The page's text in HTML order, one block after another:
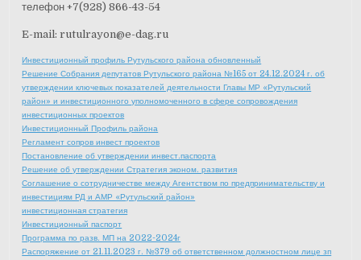
телефон +7(928) 866-43-54
E-mail: rutulrayon@e-dag.ru
Инвестиционный профиль Рутульского района обновленный
Решение Собрания депутатов Рутульского района №165 от 24.12.2024 г. об
утверждении ключевых показателей деятельности Главы МР «Рутульский
район» и инвестиционного уполномоченного в сфере сопровождения
инвестиционных проектов
Инвестиционный Профиль района
Регламент сопров инвест проектов
Постановление об утверждении инвест.паспорта
Решение об утверждении Стратегия эконом. развития
Соглашение о сотрудничестве между Агентством по предпринимательству и
инвестициям РД и АМР «Рутульский район»
инвестиционная стратегия
Инвестиционный паспорт
Программа по разв. МП на 2022-2024г
Распоряжение от 21.11.2023 г. №379 об ответственном должностном лице зп